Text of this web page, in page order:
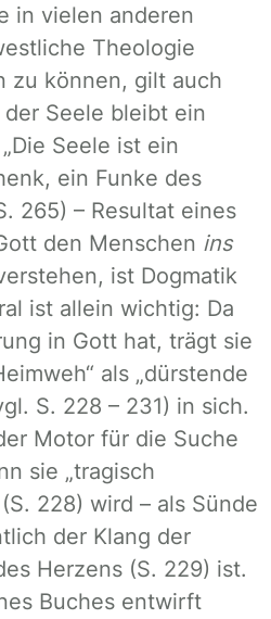
in vielen anderen
Theologie
zu können, gilt auch
der Seele bleibt ein
Seele ist ein
ein Funke des
265) – Resultat eines
den Menschen ins
ist Dogmatik
ist allein wichtig: Da
in Gott hat, trägt sie
als „dürstende
S. 228 – 231) in sich.
Motor für die Suche
sie „tragisch
228) wird – als Sünde
der Klang der
Herzens (S. 229) ist.
Buches entwirft